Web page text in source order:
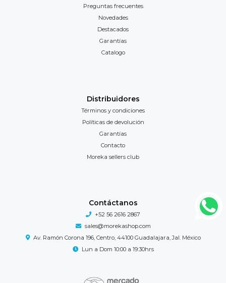
Preguntas frecuentes
Novedades
Destacados
Garantías
Catalogo
Distribuidores
Términos y condiciones
Políticas de devolución
Garantías
Contacto
Moreka sellers club
Contáctanos
+52 56 2616 2867
sales@morekashop.com
Av. Ramón Corona 196, Centro, 44100 Guadalajara, Jal. México
Lun a Dom 10:00 a 19:30hrs